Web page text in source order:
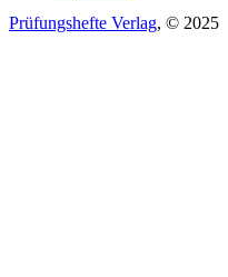
Prüfungshefte Verlag, © 2025